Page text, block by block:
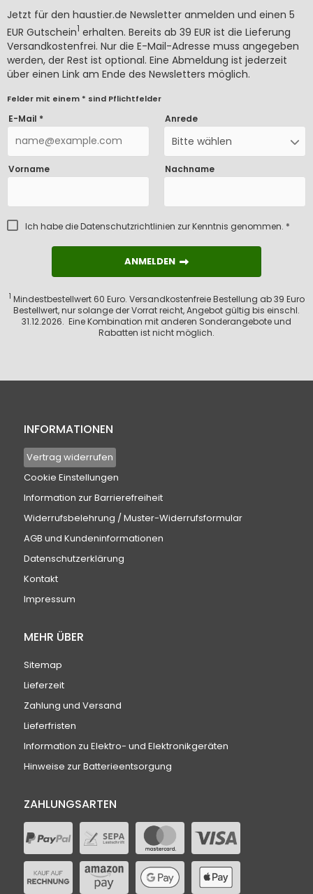
Jetzt für den haustier.de Newsletter anmelden und einen 5
EUR Gutschein1 erhalten. Bereits ab 39 EUR ist die Lieferung
Versandkostenfrei. Nur die E-Mail-Adresse muss angegeben
werden, der Rest ist optional. Eine Abmeldung ist jederzeit
über einen Link am Ende des Newsletters möglich.
Felder mit einem * sind Pflichtfelder
E-Mail * Anrede
Bitte wählen
Vorname Nachname
Ich habe dieDatenschutzrichtlinien zur Kenntnis genommen. *
ANMELDEN
ANMELDEN
1 Mindestbestellwert 60 Euro. Versandkostenfreie Bestellung ab 39 Euro
Bestellwert, nur solange der Vorrat reicht, Angebot gültig bis einschl.
31.12.2026. Eine Kombination mit anderen Sonderangebote und
Rabatten ist nicht möglich.
INFORMATIONEN
Vertrag widerrufen
Cookie Einstellungen
Information zur Barrierefreiheit
Widerrufsbelehrung / Muster-Widerrufsformular
AGB und Kundeninformationen
Datenschutzerklärung
Kontakt
Impressum
MEHR ÜBER
Sitemap
Lieferzeit
Zahlung und Versand
Lieferfristen
Information zu Elektro- und Elektronikgeräten
Hinweise zur Batterieentsorgung
ZAHLUNGSARTEN